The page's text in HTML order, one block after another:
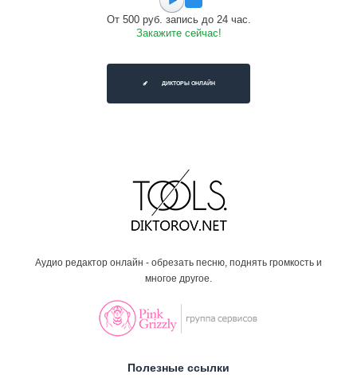
От 500 руб. запись до 24 час.
Закажите сейчас!
ДИКТОРЫ ОНЛАЙН
Аудио редактор онлайн - обрезать песню, поднять громкость и
многое другое.
Полезные ссылки